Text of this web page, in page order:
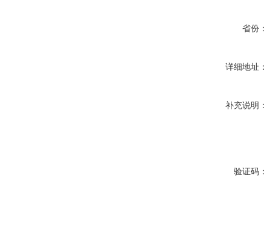
省份：
详细地址：
补充说明：
验证码：